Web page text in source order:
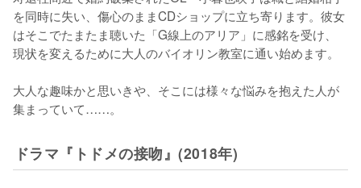
を同時に失い、傷心のままCDショップに立ち寄ります。彼女
はそこでたまたま聴いた「G線上のアリア」に感銘を受け、
現状を変えるために大人のバイオリン教室に通い始めます。
大人な趣味かと思いきや、そこには様々な悩みを抱えた人が
集まっていて……。
ドラマ『トドメの接吻』(2018年)